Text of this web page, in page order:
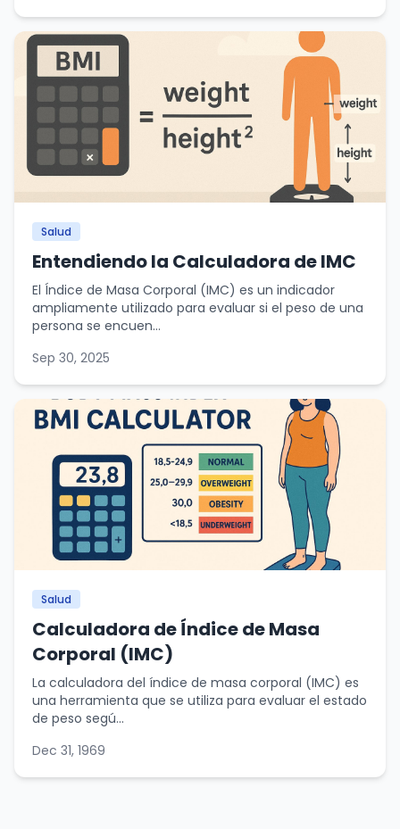
Salud
Entendiendo la Calculadora de IMC
El Índice de Masa Corporal (IMC) es un indicador
ampliamente utilizado para evaluar si el peso de una
persona se encuen...
Sep 30, 2025
Salud
Calculadora de Índice de Masa
Corporal (IMC)
La calculadora del índice de masa corporal (IMC) es
una herramienta que se utiliza para evaluar el estado
de peso segú...
Dec 31, 1969